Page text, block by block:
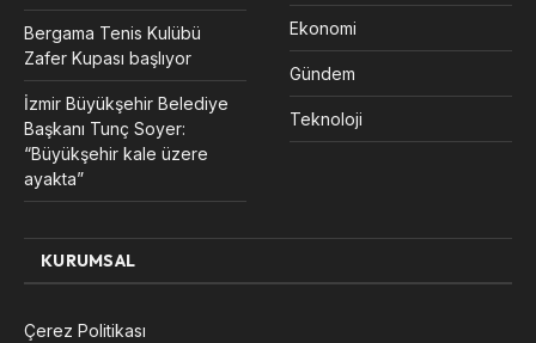
Bergama Tenis Kulübü
Zafer Kupası başlıyor
İzmir Büyükşehir Belediye
Başkanı Tunç Soyer:
“Büyükşehir kale üzere
ayakta”
Ekonomi
Gündem
Teknoloji
KURUMSAL
Çerez Politikası